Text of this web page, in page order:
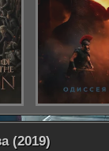
(2019)